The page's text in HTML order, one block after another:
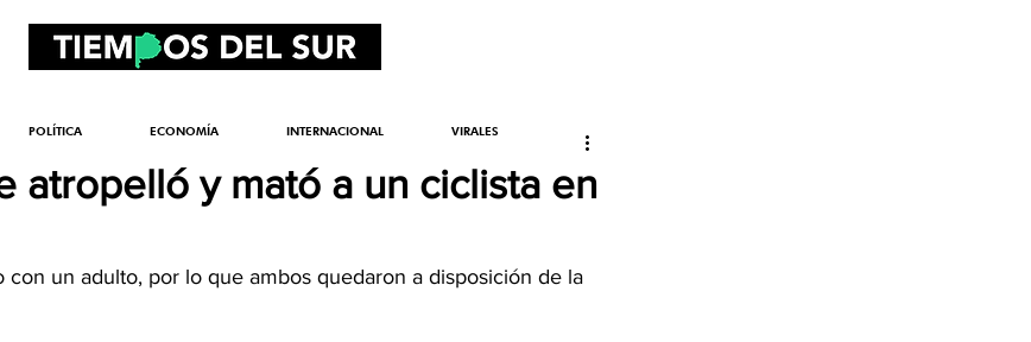
atropelló y mató a un ciclista en
con un adulto, por lo que ambos quedaron a disposición de la
POLÍTICA ECONOMÍA INTERNACIONAL VIRALES